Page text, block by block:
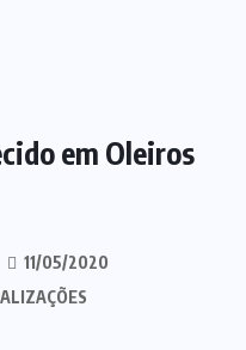
em Oleiros
11/05/2020